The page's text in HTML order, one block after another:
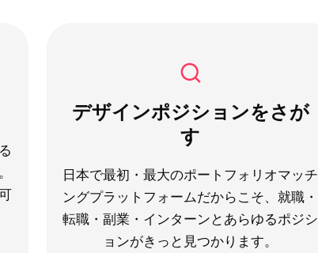
デザインポジションをさが
す
日本で最初・最大のポートフォリオマッチ
ングプラットフォームだからこそ、就職・
転職・副業・インターンとあらゆるポジシ
ョンがきっと見つかります。